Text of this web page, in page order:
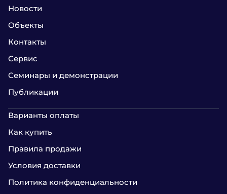
Новости
Объекты
Контакты
Сервис
Семинары и демонстрации
Публикации
Варианты оплаты
Как купить
Правила продажи
Условия доставки
Политика конфиденциальности